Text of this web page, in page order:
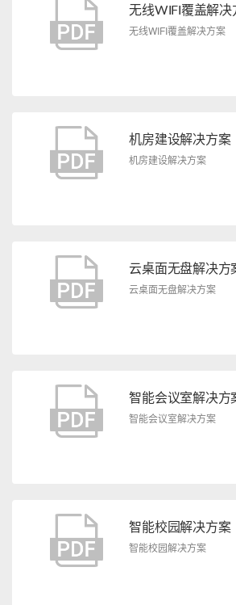
无线WIFI覆盖解决
无线WIFI覆盖解决方案
机房建设解决方案
机房建设解决方案
云桌面无盘解决方
云桌面无盘解决方案
智能会议室解决方
智能会议室解决方案
智能校园解决方案
智能校园解决方案